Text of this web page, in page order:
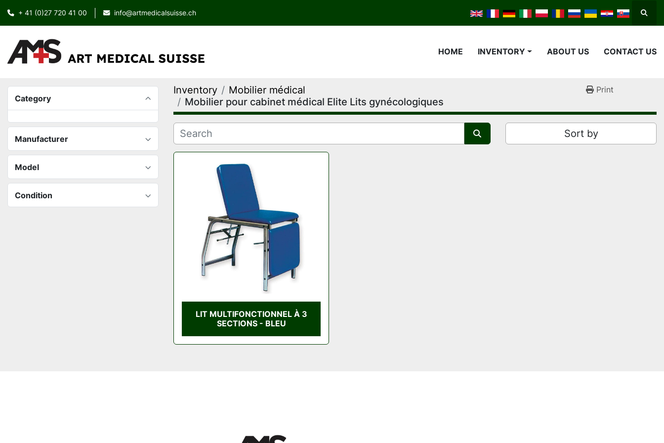
+ 41 (0)27 720 41 00 info@artmedicalsuisse.ch
HOME INVENTORY ABOUT US CONTACT US
Category
Manufacturer
Model
Condition
Inventory
Mobilier médical
Mobilier pour cabinet médical Elite Lits gynécologiques
Print
Sort by
LIT MULTIFONCTIONNEL À 3
SECTIONS - BLEU